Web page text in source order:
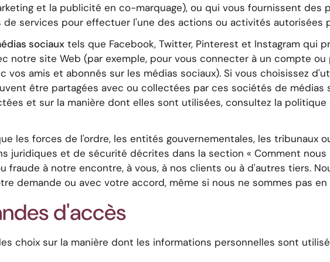
et la publicité en co-marquage), ou qui vous fournissent des
services pour effectuer l'une des actions ou activités autorisées
sociaux tels que Facebook, Twitter, Pinterest et Instagram qui
notre site Web (par exemple, pour vous connecter à un compte
vos amis et abonnés sur les médias sociaux). Si vous choisissez
être partagées avec ou collectées par ces sociétés de médias
et sur la manière dont elles sont utilisées, consultez la
les forces de l'ordre, les entités gouvernementales, les tribunaux
juridiques et de sécurité décrites dans la section « Comment
fraude à notre encontre, à vous, à nos clients ou à d'autres tiers.
demande ou avec votre accord, même si nous ne sommes pas
d'accès
choix sur la manière dont les informations personnelles sont